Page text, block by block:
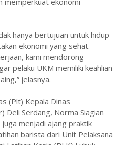
hanya bertujuan untuk hidup
ekonomi yang sehat.
kami mendorong
pelaku UKM memiliki keahlian
jelasnya.
(Plt) Kepala Dinas
Deli Serdang, Norma Siagian
menjadi ajang praktik
barista dari Unit Pelaksana